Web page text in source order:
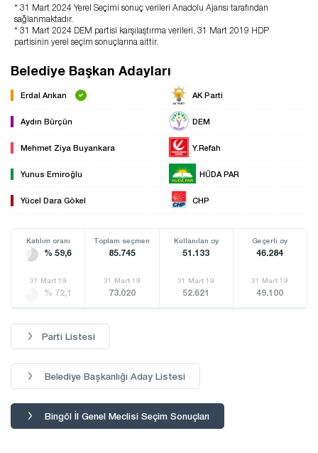
* 31 Mart 2024 Yerel Seçimi sonuç verileri Anadolu Ajansı tarafından
sağlanmaktadır.
* 31 Mart 2024 DEM partisi karşılaştırma verileri, 31 Mart 2019 HDP
partisinin yerel seçim sonuçlarına aittir.
Belediye Başkan Adayları
Erdal Arıkan AK Parti
Aydın Bürçün DEM
Mehmet Ziya Buyankara Y.Refah
Yunus Emiroğlu HÜDA PAR
Yücel Dara Gökel CHP
Katılım oranı
% 59,6
Toplam seçmen
85.745
Kullanılan oy
51.133
Geçerli oy
46.284
31 Mart 19
% 72,1
31 Mart 19
73.020
31 Mart 19
52.621
31 Mart 19
49.100
Parti Listesi
Belediye Başkanlığı Aday Listesi
Bingöl İl Genel Meclisi Seçim Sonuçları